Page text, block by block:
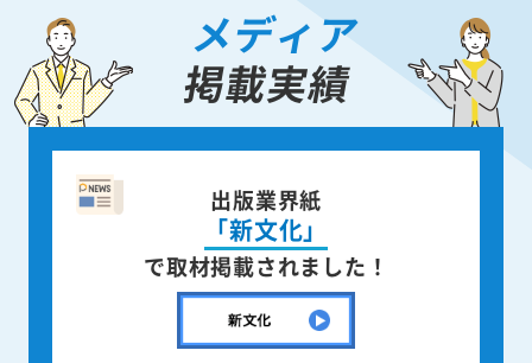
メディア
掲載実績
出版業界紙
「新文化」
で取材掲載されました！